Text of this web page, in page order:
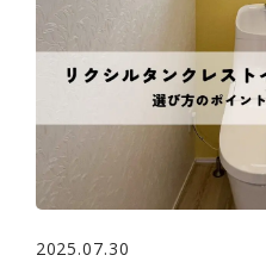
2025.07.30